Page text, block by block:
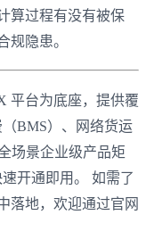
算过程有没有被保
规隐患。
平台为底座，提供覆
BMS）、网络货运
场景企业级产品矩
速开通即用。 如需了
落地，欢迎通过官网